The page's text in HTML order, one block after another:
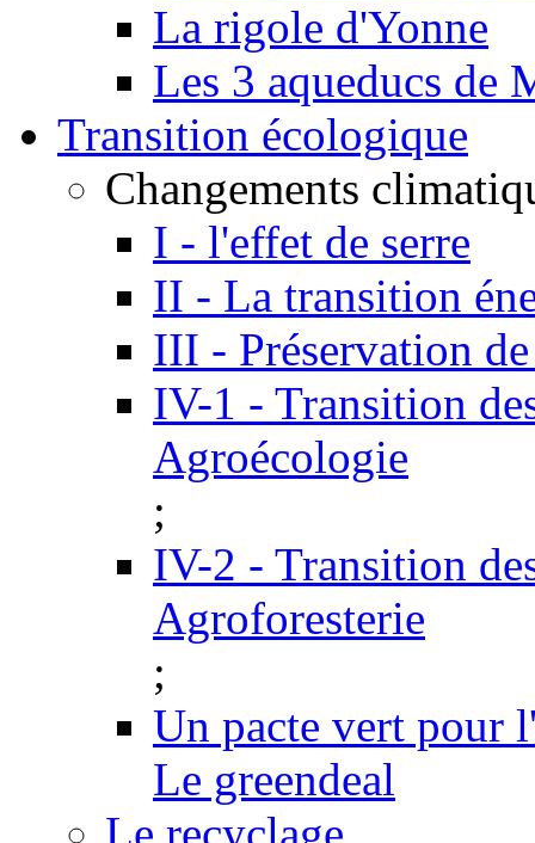
La rigole d'Yonne
Les 3 aqueducs de
Transition écologique
Changements
I - l'effet de serre
II - La transition
III - Préservation
IV-1 - Transition
Agroécologie
;
IV-2 - Transition
Agroforesterie
;
Un pacte vert pour
Le greendeal